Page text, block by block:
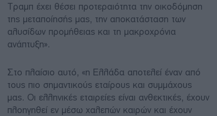
Τραμπ έχει θέσει προτεραιότητα την οικοδόμηση
της μεταποίησής μας, την αποκατάσταση των
αλυσίδων προμήθειας και τη μακροχρόνια
ανάπτυξη».
Στο πλαίσιο αυτό, «η Ελλάδα αποτελεί έναν από
τους πιο σημαντικούς εταίρους και συμμάχους
μας. Οι ελληνικές εταιρείες είναι ανθεκτικές, έχουν
πλοηγηθεί εν μέσω χαλεπών καιρών και έχουν